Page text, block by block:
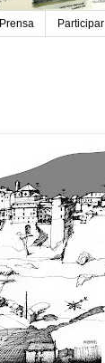
Prensa Participar